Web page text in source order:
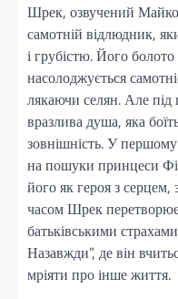
Шрек, озвучений
самотній відлюдник,
і грубістю. Його
насолоджується
лякаючи селян. Але
вразлива душа, яка
зовнішність. У
на пошуки принцеси
його як героя з серцем,
часом Шрек
батьківськими
Назавжди”, де він
мріяти про інше життя.